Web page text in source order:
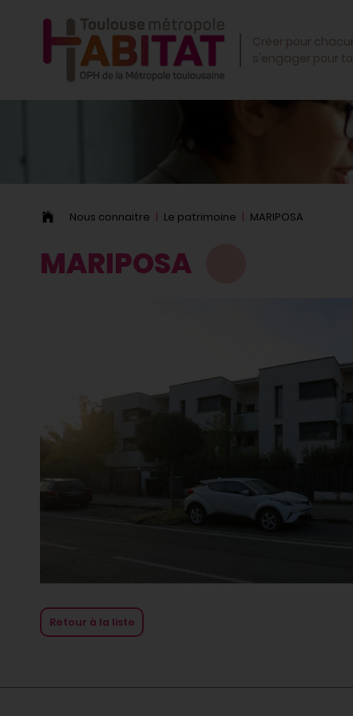
Créer pour
s'engager pour
Nous connaitre Le patrimoine MARIPOSA
MARIPOSA
Retour à la liste